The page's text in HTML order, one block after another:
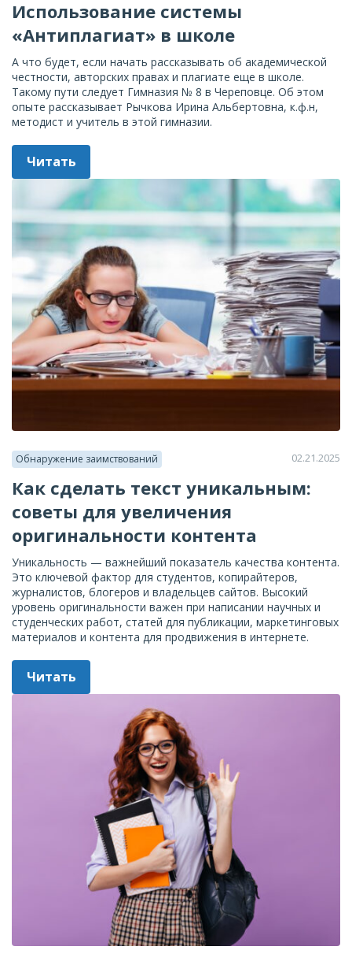
Использование системы
«Антиплагиат» в школе
А что будет, если начать рассказывать об академической
честности, авторских правах и плагиате еще в школе.
Такому пути следует Гимназия № 8 в Череповце. Об этом
опыте рассказывает Рычкова Ирина Альбертовна, к.ф.н,
методист и учитель в этой гимназии.
Читать
Обнаружение заимствований 02.21.2025
Как сделать текст уникальным:
советы для увеличения
оригинальности контента
Уникальность — важнейший показатель качества контента.
Это ключевой фактор для студентов, копирайтеров,
журналистов, блогеров и владельцев сайтов. Высокий
уровень оригинальности важен при написании научных и
студенческих работ, статей для публикации, маркетинговых
материалов и контента для продвижения в интернете.
Читать